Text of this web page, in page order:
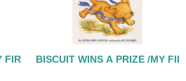
BISCUIT WINS A PRIZE /MY